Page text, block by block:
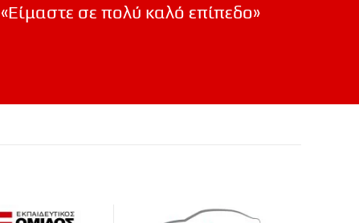
«Είμαστε σε πολύ καλό επίπεδο»